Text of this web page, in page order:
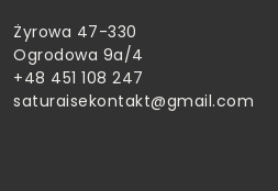
Żyrowa 47-330
Ogrodowa 9a/4
+48 451 108 247
saturaisekontakt@gmail.com